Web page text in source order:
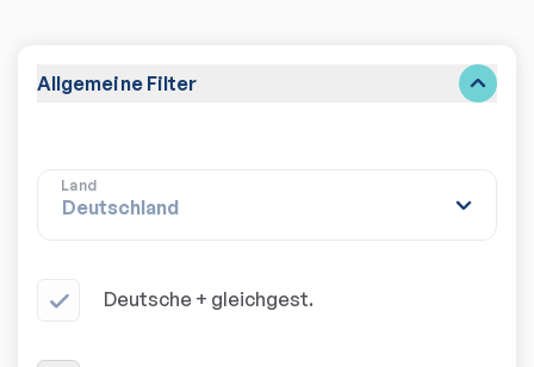
Allgemeine Filter
Land
Deutsche + gleichgest.